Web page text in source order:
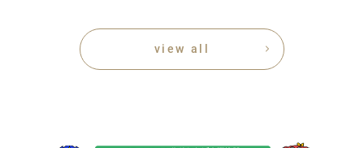
view all